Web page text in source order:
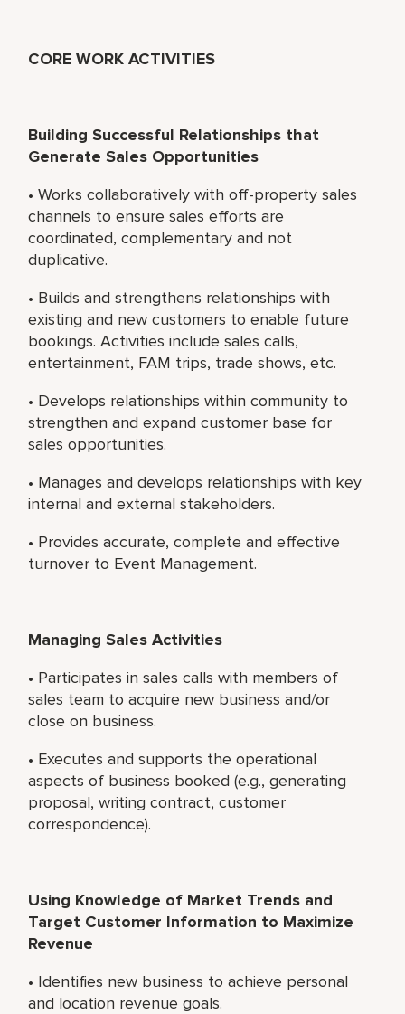
CORE WORK ACTIVITIES
Building Successful Relationships that
Generate Sales Opportunities
• Works collaboratively with off-property sales
channels to ensure sales efforts are
coordinated, complementary and not
duplicative.
• Builds and strengthens relationships with
existing and new customers to enable future
bookings. Activities include sales calls,
entertainment, FAM trips, trade shows, etc.
• Develops relationships within community to
strengthen and expand customer base for
sales opportunities.
• Manages and develops relationships with key
internal and external stakeholders.
• Provides accurate, complete and effective
turnover to Event Management.
Managing Sales Activities
• Participates in sales calls with members of
sales team to acquire new business and/or
close on business.
• Executes and supports the operational
aspects of business booked (e.g., generating
proposal, writing contract, customer
correspondence).
Using Knowledge of Market Trends and
Target Customer Information to Maximize
Revenue
• Identifies new business to achieve personal
and location revenue goals.